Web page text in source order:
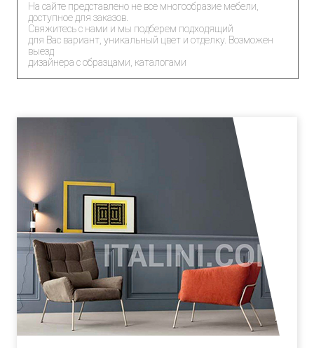
На сайте представлено не все многообразие мебели,
доступное для заказов.
Свяжитесь с нами и мы подберем подходящий
для Вас вариант, уникальный цвет и отделку. Возможен
выезд
дизайнера с образцами, каталогами